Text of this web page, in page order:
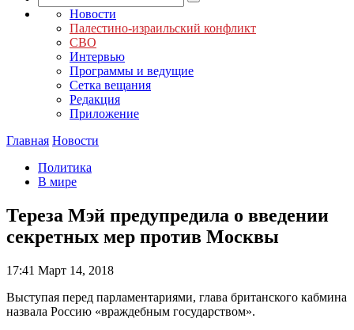
Новости
Палестино-израильский конфликт
СВО
Интервью
Программы и ведущие
Сетка вещания
Редакция
Приложение
Главная Новости
Политика
В мире
Тереза Мэй предупредила о введении
секретных мер против Москвы
17:41 Март 14, 2018
Выступая перед парламентариями, глава британского кабмина
назвала Россию «враждебным государством».